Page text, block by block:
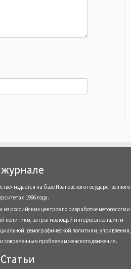
издается на базе Ивановского государственного
с 1996 года.
российских центров по разработке методологии
политики, затрагивающей интересы женщин и
демографической политики, управления,
современным проблемам женского движения.
Статьи